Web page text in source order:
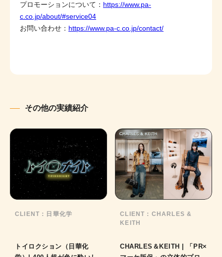
プロモーションについて： https://www.pa-
c.co.jp/about/#service04
お問い合わせ： https://www.pa-c.co.jp/contact/
その他の実績紹介
CLIENT： 日華化学
トイロクション（日華化
CLIENT： CHARLES &
KEITH
CHARLES＆KEITH | 「PR×